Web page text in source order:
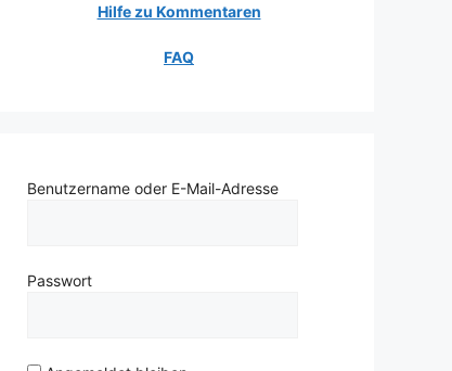
Hilfe zu Kommentaren
FAQ
Benutzername oder E-Mail-Adresse
Passwort